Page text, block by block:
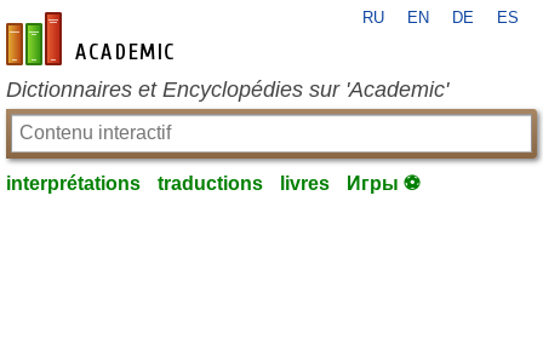
fr-academic.com
RU EN DE ES
Dictionnaires et Encyclopédies sur 'Academic'
interprétations traductions livres Игры ⚽